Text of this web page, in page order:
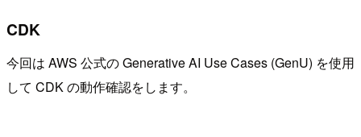
CDK
今回は AWS 公式の Generative AI Use Cases (GenU) を使用
して CDK の動作確認をします。